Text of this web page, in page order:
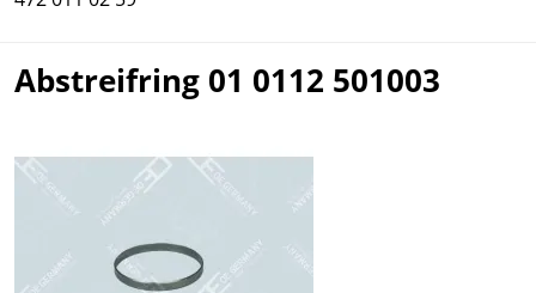
Abstreifring 01 0112 501003